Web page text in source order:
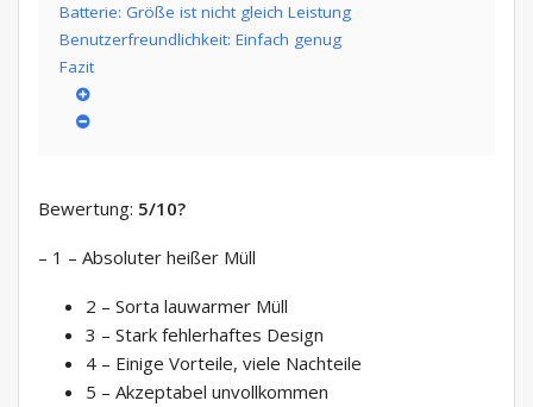
Batterie: Größe ist nicht gleich Leistung
Benutzerfreundlichkeit: Einfach genug
Fazit
Bewertung: 5/10?
– 1 – Absoluter heißer Müll
2 – Sorta lauwarmer Müll
3 – Stark fehlerhaftes Design
4 – Einige Vorteile, viele Nachteile
5 – Akzeptabel unvollkommen